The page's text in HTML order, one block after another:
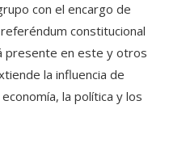
con el encargo de
constitucional
presente en este y otros
la influencia de
la política y los